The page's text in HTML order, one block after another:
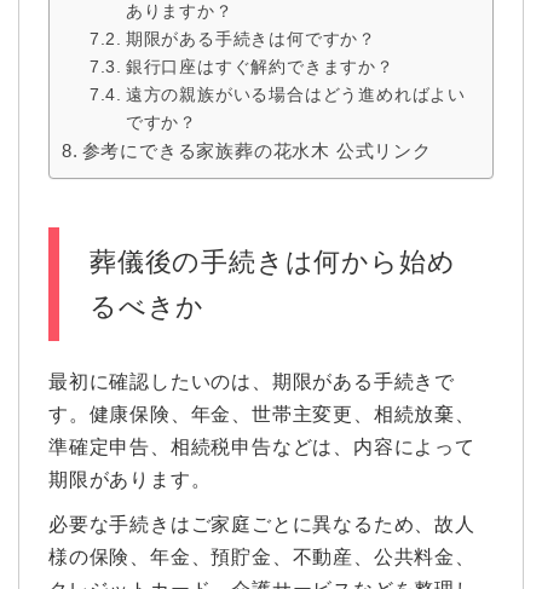
ありますか？
期限がある手続きは何ですか？
銀行口座はすぐ解約できますか？
遠方の親族がいる場合はどう進めればよい
ですか？
参考にできる家族葬の花水木 公式リンク
葬儀後の手続きは何から始め
るべきか
最初に確認したいのは、期限がある手続きで
す。健康保険、年金、世帯主変更、相続放棄、
準確定申告、相続税申告などは、内容によって
期限があります。
必要な手続きはご家庭ごとに異なるため、故人
様の保険、年金、預貯金、不動産、公共料金、